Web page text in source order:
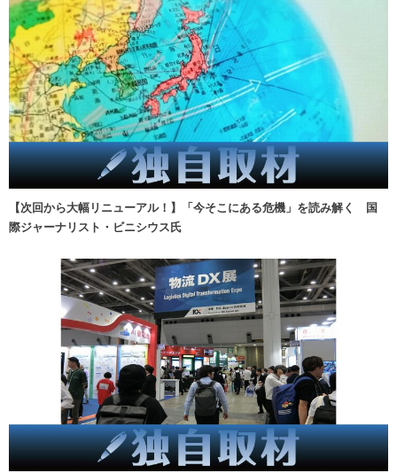
【次回から大幅リニューアル！】「今そこにある危機」を読み解く 国
際ジャーナリスト・ビニシウス氏